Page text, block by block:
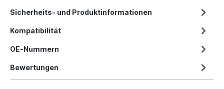
Sicherheits- und Produktinformationen
Kompatibilität
OE-Nummern
Bewertungen